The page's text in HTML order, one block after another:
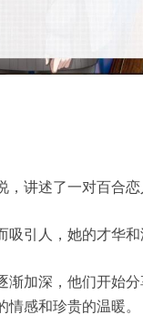
，讲述了一对百合
吸引人，她的才华
渐加深，他们开始
感和珍贵的温暖。